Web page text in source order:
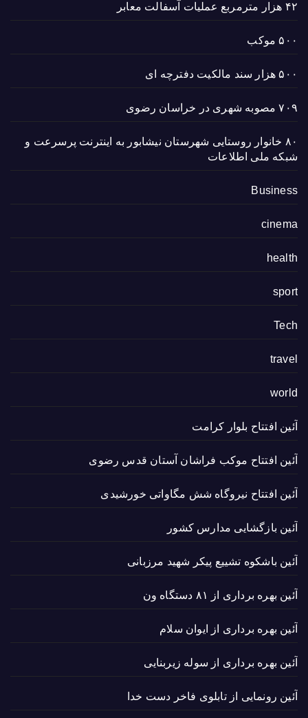
۴۲ هزار مترمربع عملیات آسفالت معابر
۵۰۰ موکب
۵۰۰ هزار سند مالکیت دفترچه ای
۷۰۹ مصوبه شهری در خراسان رضوی
۸۰ خانوار روستایی شهرستان نیشابور به اینترنت پرسرعت و
شبکه ملی اطلاعات
Business
cinema
health
sport
Tech
travel
world
آئین افتتاح بلوار کرامت
آئین افتتاح موکب فراشان آستان قدس رضوی
آئین افتتاح نیروگاه شش مگاواتی خورشیدی
آئین بازگشایی مدارس کشور
آئین باشکوه تشییع پیکر شهید مرزبانی
آئین بهره برداری از ۸۱ دستگاه ون
آئین بهره برداری از ایوان سلام
آئین بهره برداری از سوله زیربنایی
آئین رونمایی از تابلوی فاخر دست خدا